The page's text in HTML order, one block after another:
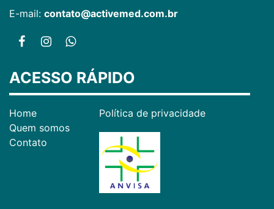
E-mail: contato@activemed.com.br
ACESSO RÁPIDO
Home
Quem somos
Contato
Política de privacidade